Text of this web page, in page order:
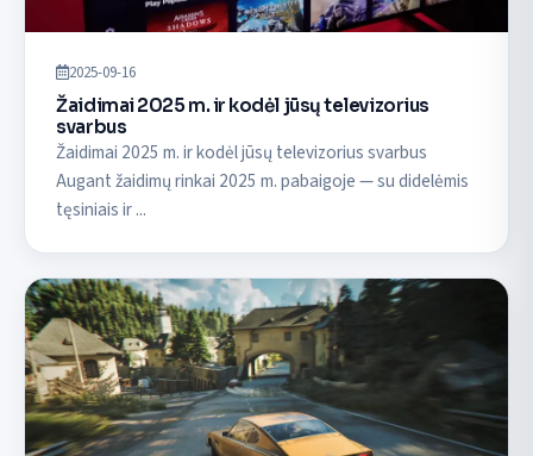
2025-09-16
Žaidimai 2025 m. ir kodėl jūsų televizorius
svarbus
Žaidimai 2025 m. ir kodėl jūsų televizorius svarbus
Augant žaidimų rinkai 2025 m. pabaigoje — su didelėmis
tęsiniais ir ...